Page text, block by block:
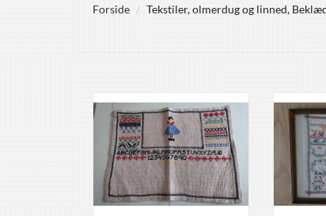
Forside Tekstiler, olmerdug og linned,